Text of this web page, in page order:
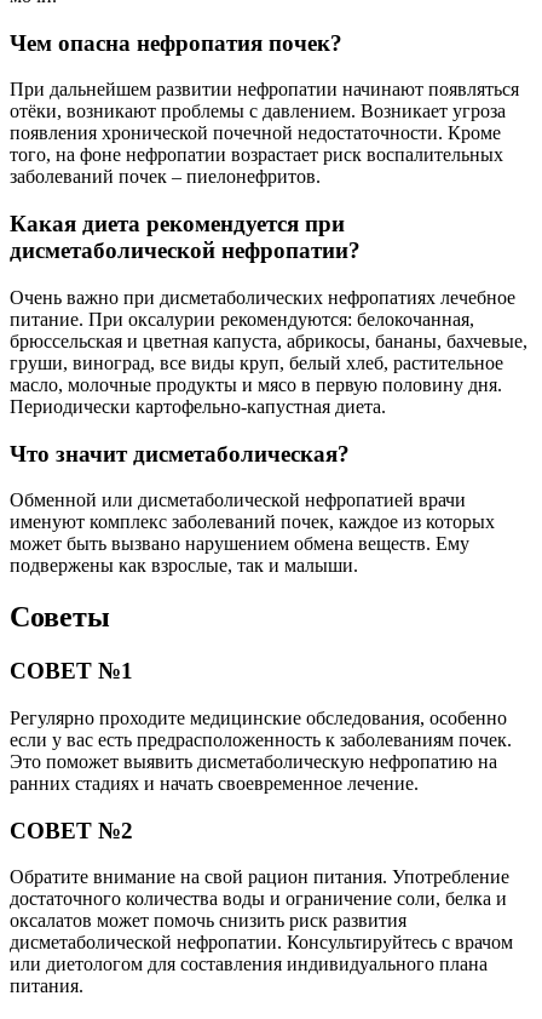
Чем опасна нефропатия почек?
При дальнейшем развитии нефропатии начинают появляться
отёки, возникают проблемы с давлением. Возникает угроза
появления хронической почечной недостаточности. Кроме
того, на фоне нефропатии возрастает риск воспалительных
заболеваний почек – пиелонефритов.
Какая диета рекомендуется при
дисметаболической нефропатии?
Очень важно при дисметаболических нефропатиях лечебное
питание. При оксалурии рекомендуются: белокочанная,
брюссельская и цветная капуста, абрикосы, бананы, бахчевые,
груши, виноград, все виды круп, белый хлеб, растительное
масло, молочные продукты и мясо в первую половину дня.
Периодически картофельно-капустная диета.
Что значит дисметаболическая?
Обменной или дисметаболической нефропатией врачи
именуют комплекс заболеваний почек, каждое из которых
может быть вызвано нарушением обмена веществ. Ему
подвержены как взрослые, так и малыши.
Советы
СОВЕТ №1
Регулярно проходите медицинские обследования, особенно
если у вас есть предрасположенность к заболеваниям почек.
Это поможет выявить дисметаболическую нефропатию на
ранних стадиях и начать своевременное лечение.
СОВЕТ №2
Обратите внимание на свой рацион питания. Употребление
достаточного количества воды и ограничение соли, белка и
оксалатов может помочь снизить риск развития
дисметаболической нефропатии. Консультируйтесь с врачом
или диетологом для составления индивидуального плана
питания.